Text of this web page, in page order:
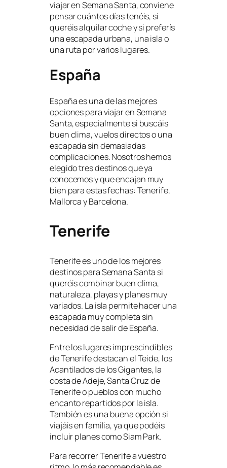
viajar en Semana Santa, conviene
pensar cuántos días tenéis, si
queréis alquilar coche y si preferís
una escapada urbana, una isla o
una ruta por varios lugares.
España
España es una de las mejores
opciones para viajar en Semana
Santa, especialmente si buscáis
buen clima, vuelos directos o una
escapada sin demasiadas
complicaciones. Nosotros hemos
elegido tres destinos que ya
conocemos y que encajan muy
bien para estas fechas: Tenerife,
Mallorca y Barcelona.
Tenerife
Tenerife es uno de los mejores
destinos para Semana Santa si
queréis combinar buen clima,
naturaleza, playas y planes muy
variados. La isla permite hacer una
escapada muy completa sin
necesidad de salir de España.
Entre los lugares imprescindibles
de Tenerife destacan el Teide, los
Acantilados de los Gigantes, la
costa de Adeje, Santa Cruz de
Tenerife o pueblos con mucho
encanto repartidos por la isla.
También es una buena opción si
viajáis en familia, ya que podéis
incluir planes como Siam Park.
Para recorrer Tenerife a vuestro